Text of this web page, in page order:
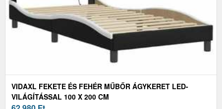
VIDAXL FEKETE ÉS FEHÉR MŰBŐR ÁGYKERET LED-
VILÁGÍTÁSSAL 100 X 200 CM